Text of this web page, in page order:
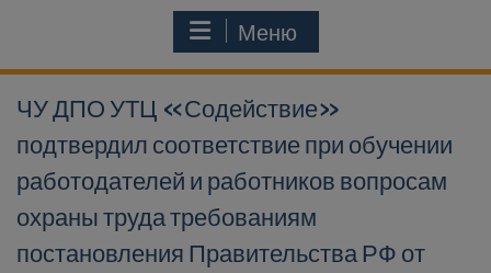
Меню
ЧУ ДПО УТЦ «Содействие»
подтвердил соответствие при обучении
работодателей и работников вопросам
охраны труда требованиям
постановления Правительства РФ от